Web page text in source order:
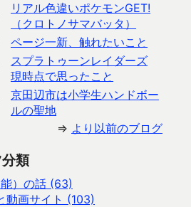
リアル色違いポケモンGET!
（クロトノサマバッタ）
ページ一新、触れたいこと
スプラトゥーンレイダーズ
現時点で思ったこと
京田辺市は小学生ハンドボー
ルの聖地
⇒ より以前のブログ
類
）の話 (63)
動画サイト (103)